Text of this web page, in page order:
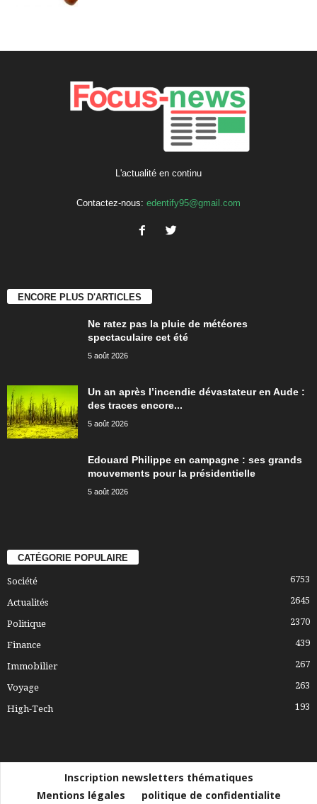
L'actualité en continu
Contactez-nous: edentify95@gmail.com
ENCORE PLUS D'ARTICLES
Ne ratez pas la pluie de météores
spectaculaire cet été
5 août 2026
Un an après l’incendie dévastateur en Aude :
des traces encore...
5 août 2026
Edouard Philippe en campagne : ses grands
mouvements pour la présidentielle
5 août 2026
CATÉGORIE POPULAIRE
Société 6753
Actualités 2645
Politique 2370
Finance 439
Immobilier 267
Voyage 263
High-Tech 193
Inscription newsletters thématiques
Mentions légales
politique de confidentialite